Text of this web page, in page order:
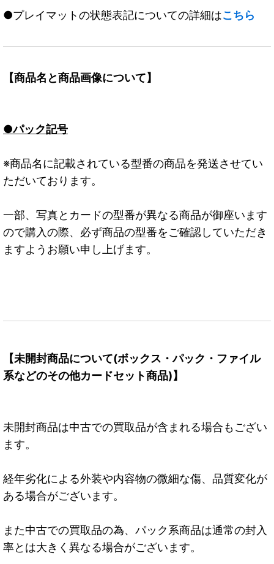
●プレイマットの状態表記についての詳細はこちら
【商品名と商品画像について】
●パック記号
※商品名に記載されている型番の商品を発送させてい
ただいております。
一部、写真とカードの型番が異なる商品が御座います
ので購入の際、必ず商品の型番をご確認していただき
ますようお願い申し上げます。
【未開封商品について(ボックス・パック・ファイル
系などのその他カードセット商品)】
未開封商品は中古での買取品が含まれる場合もござい
ます。
経年劣化による外装や内容物の微細な傷、品質変化が
ある場合がございます。
また中古での買取品の為、パック系商品は通常の封入
率とは大きく異なる場合がございます。